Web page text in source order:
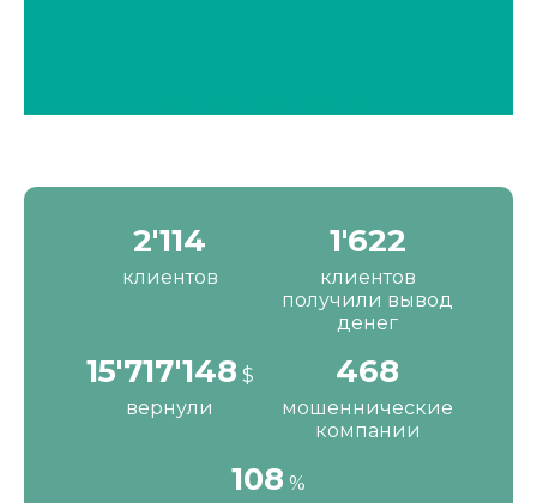
2'190
клиентов
1'680
клиентов
получили вывод
денег
16'287'200 $
вернули
484
мошеннические
компании
111 %